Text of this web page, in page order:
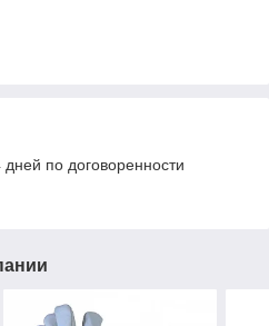
по договоренности